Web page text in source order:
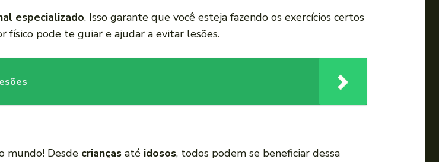
especializado. Isso garante que você esteja fazendo os exercícios certos
físico pode te guiar e ajudar a evitar lesões.
mundo! Desde crianças até idosos, todos podem se beneficiar dessa